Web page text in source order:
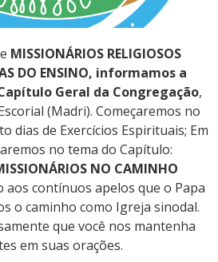
MISSIONÁRIOS RELIGIOSOS
DO ENSINO, informamos a
Geral da Congregação,
(Madri). Começaremos no
dias de Exercícios Espirituais; Em
no tema do Capítulo:
NO CAMINHO
contínuos apelos que o Papa
o caminho como Igreja sinodal.
que você nos mantenha
em suas orações.